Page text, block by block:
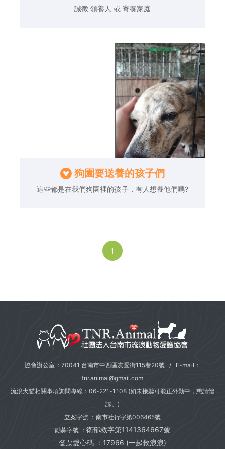
誠徵 領養人 或 寄養家庭
狗園要送養的孩子們
這些都是在我們狗園裡的孩子，有人想養他們嗎?
1
協會辦公室：70041 台南市中西區友愛街115巷20號 / E-mail：
tnr.animal@gmail.com
流浪犬貓相關事項詢問專線：06-221-1108(如未接聽可能正外勤中，懇請體
諒。)
立案字號 ：南市社行字第006465號
勸募字號 ： 衛部救字第1141364667號
發票愛心碼 ：17966 (一起救浪浪)